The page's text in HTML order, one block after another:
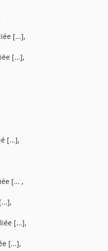
[...],
[...],
[...],
[... ,
[...],
[...],